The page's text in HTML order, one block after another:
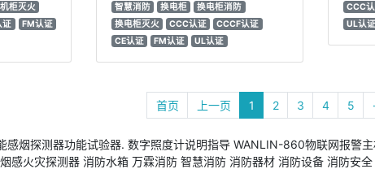
柜灭火
证
FM认证
智慧消防
换电柜
换电柜消防
换电柜灭火
CCC认证
CCCF认证
CE认证
FM认证 UL认证
CCC
UL认证
首页 上一页 1 2 3 4 5
感烟探测器功能试验器. 数字照度计说明指导 WANLIN-860物联网报警
感火灾探测器 消防水箱 万霖消防 智慧消防 消防器材 消防设备 消防安全